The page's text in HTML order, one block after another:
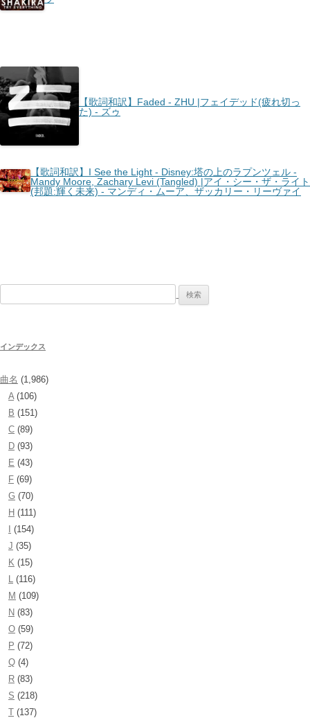
【歌詞和訳】Faded - ZHU |フェイデッド(疲れ切っ
た) - ズゥ
【歌詞和訳】I See the Light - Disney:塔の上のラプンツェル -
Mandy Moore, Zachary Levi (Tangled) |アイ・シー・ザ・ライト
(邦題:輝く未来) - マンディ・ムーア、ザッカリー・リーヴァイ
インデックス
曲名 (1,986)
A(106)
B (151)
C (89)
D (93)
E (43)
F (69)
G (70)
H (111)
(154)
J (35)
K (15)
L (116)
M (109)
N (83)
O (59)
P (72)
Q (4)
R (83)
S (218)
T (137)